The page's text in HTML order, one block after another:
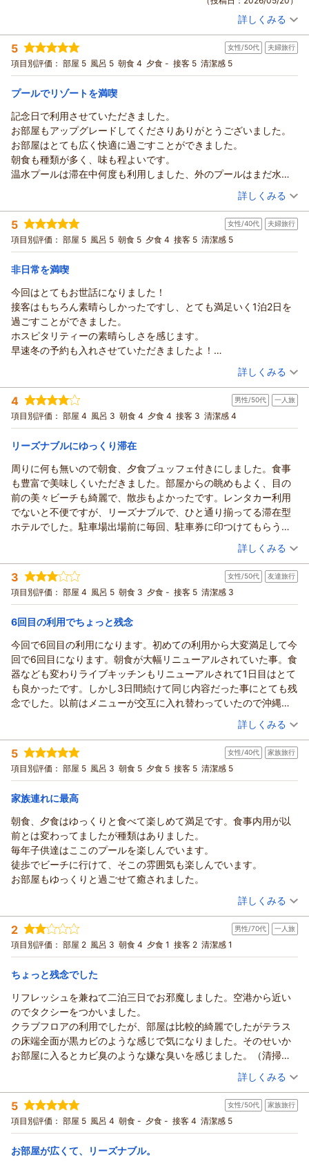
いただき、また「また泊まりたい」との温かいお言葉をいただ
客室の清潔さやスタッフの対応、そして沖縄料理を取り入れた
朝食にご満足いただけたようで安心いたしました。
これからも皆様に快適で素敵な時間を過ごしていただけるよ
う、サービス向上に努めてまいります。またのお越しをスタッ
フ一同心よりお待ちしております。
投稿者： けんたさん(男性/40代)
宿泊プラン： 【早期割90】空港からバスで1本の糸満リゾート◆夕日を望む
ビーチまで徒歩1分！＜朝食・連泊特典付＞
ツイン 朝のみ
宿泊価格帯： 9,001～10,000円(大人一人あたり/税込)
この度はサザンビーチホテル＆リゾート沖縄へご宿泊及びご投
稿いただき誠にありがとうございます。
ホテルの目の前のビーチやプール、そして朝食にご満足いただ
けたとのこと、大変嬉しく拝読いたしました。お客様にとって
心地よい滞在となりましたことは、私どもにとっても大きな励
「また泊まりたい」という温かいお言葉を励みに、今後もより
快適な空間を提供できるよう努めてまいります。お客様のまた
のお越しを、スタッフ一同心よりお待ち申し上げております。
（返信日：2026/05/22）
詳しくみる
5 女性/50代 夫婦旅行
項目別評価： 部屋 5 風呂 5 朝食 4 夕食 - 接客 5 清潔感 5
プールでリゾートを満喫
記念日で利用させていただきました。
お部屋もアップグレードしてくださりありがとうございました。
お部屋はとても広く快適に過ごすことができました。
朝食も種類が多く、味も程よいです。
温水プールは滞在中何度も利用しました、外のプールはまだ水温
がやや低く長時間は難しいですが雰囲気は楽しめました。海や室
内、室外プールはつながっており利用しやすいですね。
外資系のホテルと違い、気軽にリゾートを楽しめます。
（投稿日：2026/05/17）
宿泊時期： 2026年05月宿泊 (夫婦旅行)
投稿者： ひろちゃんさん
宿泊プラン： 【早期割90】空港からバスで1本の糸満リゾート◆夕日を望む
ビーチまで徒歩1分！＜朝食・連泊特典付＞
ツイン 朝のみ
宿泊価格帯： 10,001～11,000円(大人一人あたり/税込)
サザンビーチホテル＆リゾート沖縄からの返信
口コミへのご投稿、誠にありがとうございます。また、大切な
記念日のご滞在に当サザンビーチホテル＆リゾート沖縄をお選
びいただき、重ねて御礼申し上げます。
この度はアップグレードのお部屋で快適にお過ごしいただけた
とのこと、大変嬉しく拝読いたしました。お部屋のアップグレ
ードは当日の空室状況等によるため、いつでもお約束できるも
のではございませんが、特別な日の思い出に少しでも華を添え
ることができたのであれば幸いでございます。朝食やプールな
どの施設、そして当ホテルならではの気兼ねなく過ごせる雰囲
気もお楽しみいただけた様子に、スタッフ一同安心いたしまし
屋外プールに関する貴重なご意見もありがとうございます。季
節や天候に合わせ、より快適にお過ごしいただけるよう今後の
参考とさせていただきます。
またのお越しを、スタッフ一同心よりお待ち申し上げておりま
す。
（返信日：2026/05/19）
詳しくみる
5 女性/40代 夫婦旅行
項目別評価： 部屋 5 風呂 5 朝食 5 夕食 4 接客 5 清潔感 5
非日常を満喫
今回はとてもお世話になりました！
接客はもちろん素晴らしかったですし、とても満足いく1泊2日を
過ごすことができました。
ホスピタリティーの素晴らしさを感じます。
早速冬の予約も入れさせていただきましたよ！
（投稿日：2026/05/17）
宿泊時期： 2026年05月宿泊 (夫婦旅行)
投稿者： がりさん(女性/40代)
宿泊プラン： 【12月厳選】糸満の街並みを眺める最上階ラウンジで寛ぎのリ
ゾートStay／夕食ブッフェ＆選べる朝食付
ツイン 朝・夕
宿泊価格帯： 19,001～20,000円(大人一人あたり/税込)
サザンビーチホテル＆リゾート沖縄からの返信
この度は当サザンビーチホテル＆リゾート沖縄へご宿泊いただ
き、誠にありがとうございす。また、お忙しい中温かいクチコ
ミをご投稿いただきましたこと、重ねて御礼申し上げます。
ご滞在中は「非日常」を満喫し、満足のいく1泊2日をお過ごし
いただけたとのこと、私どもも大変嬉しく拝読いたしました。
スタッフの接客やホスピタリティに関しまして、このような身
に余るお褒めの言葉をいただき、大変光栄であり励みになりま
す。
さらに、早速「冬のご予約」をいただいたとのこと、スタッフ
一同感激しております。冬には、今の季節とはまた違った景色
次回のお帰りも、より素晴らしいお時間となりますよう、サー
ビスの向上に努めてまいります。またお会いできる日を、一同
楽しみにお待ち申し上げております。
（返信日：2026/05/18）
詳しくみる
4 男性/50代 一人旅
項目別評価： 部屋 4 風呂 3 朝食 4 夕食 4 接客 3 清潔感 4
リーズナブルにゆっくり滞在
周りに何も無いので朝食、夕食ブュッフェ付きにしました。食事
も豊富で美味しくいただきました。部屋からの眺めもよく、目の
前の美々ビーチも綺麗で、散歩もよかったです。レンタカー利用
でないと不便ですが、リーズナブルで、ひと通り揃ってる滞在型
ホテルでした。駐車場出場前に毎回、駐車券に印つけてもらう必
要がありそうですので、出し入れ多い時は少々手間がかかりそう
（投稿日：2026/05/16）
宿泊時期： 2026年04月宿泊 (一人旅)
投稿者： kazuさん
宿泊プラン： 【今だけ！25％OFF】夕朝食ブッフェ付｜ガーデンプール＆目
の前のビーチOPEN！リゾートを一日中満喫♪
ツイン 朝・夕
宿泊価格帯： 19,001～20,000円(大人一人あたり/税込)
サザンビーチホテル＆リゾート沖縄からの返信
kazu様
この度は、数あるホテルの中から当サザンビーチホテル＆リゾ
ート沖縄へ誠にありがとうございす。また、お忙しい中、貴重
なご感想をお寄せいただきましたこと、重ねて御礼申し上げま
お食事や客室からの景色、そして目の前の美々ビーチでの散歩
など、当ホテルでのご滞在をゆっくりとお楽しみいただけた様
子が伺え、大変嬉しく拝読いたしました。当ホテルは周辺が静
かな環境にある分、館内でお客様に快適にお過ごしいただける
よう、設備の充実や豊富なメニューのブッフェをご用意してお
一方で、駐車券の対応につきましては、お車の出し入れの際に
お手間とお時間をおかけしてしまい、誠に申し訳ございません
でした。お客様の貴重なお時間を無駄にしないよう、よりスム
ーズにご案内できる方法がないか、今後の運用の改善に向けて
社内で検討してまいります。
これからも、皆様に日常を忘れて心地よく楽しみいただける滞
沖縄にお越しの際は、ぜひ当ホテルへお立ち寄りくださいま
せ。
kazu様のまたのお越しを、スタッフ一同心よりお待ち申し上げ
ております。
詳しくみる
3 女性/50代 友達旅行
項目別評価： 部屋 4 風呂 5 朝食 3 夕食 - 接客 5 清潔感 3
6回目の利用でちょっと残念
今回で6回目の利用になります。初めての利用から大変満足して今
回で6回目になります。朝食が大幅リニューアルされていた事。食
器なども変わりライブキッチンもリニューアルされて1日目はとて
も良かったです。しかし3日間続けて同じ内容だった事にとても残
念でした。以前はメニューが交互に入れ替わっていたので沖縄料
理を存分に楽しめました。せめて沖縄料理だけは以前のように交
互にしてほしかったです。にんじんリシリシやいなむるち煮物、
ぬめぬめ野菜のおひたしなど以前の料理がとても恋しかったで
す。同行した友人はここへ来ればテビチが食べれると期待してい
ましたがそれも無くガッカリしてましたがテビチはコストがかか
する者としてはせめて沖縄料理は以前のように交互にしてほしか
ったです。あとは今回の部屋はカビ臭くなくイスもきちんと２つ
あって良かったのですが洗面横の壁がめちゃくちゃ汚かったで
す。何かのシミのような跡ですがしっかり清掃すれば消えると思
います。なかなかすべて目を行き届かせろというのは難しい事だ
とは思いますが以前に比べて残念な点が度々あるので書かせても
（投稿日：2026/05/15）
宿泊時期： 2026年05月宿泊 (友達旅行)
投稿者： ゆうちんさん
宿泊プラン： 【早期割90】空港からバスで1本の糸満リゾート◆夕日を望む
ビーチまで徒歩1分！＜朝食・連泊特典付＞
ツイン 朝のみ
宿泊価格帯： 10,001～11,000円(大人一人あたり/税込)
サザンビーチホテル＆リゾート沖縄からの返信
この度は、6回目のご利用をいただき誠にありがとうございま
す。また、長年にわたり当ホテルをご愛顧いただいております
こと、重ねて御礼申し上げます。
朝食のリニューアルに関しまして、初日はお楽しみいただけた
ものの、連泊でのメニュー内容や、期待されていた沖縄料理
（テビチやにんじんしりしり等）のご提供がなく、ご期待に沿
えず大変申し訳ございませんでした。物価高騰の中ではござい
ますが、連泊のお客様にもお楽しみいただけるよう、メニュー
のバリエーションや工夫について厨房を交え猛省し、今後の改
善課題とさせていただきます。
させてしまい深くお詫び申し上げます。清掃スタッフへ即座に
共有し、確認と清掃の徹底を行いました。
何度も足を運んでくださる大切なお客様だからこその、愛のあ
る貴重なご指摘に心より感謝申し上げます。次回お越しいただ
いた際には、以前のように、それ以上に満足していただけるホ
テルを目指し、スタッフ一丸となってサービスの向上に努めて
またのお越しを、スタッフ一同心よりお待ち申し上げておりま
す。
（返信日：2026/05/19）
詳しくみる
5 女性/40代 家族旅行
項目別評価： 部屋 5 風呂 3 朝食 5 夕食 5 接客 5 清潔感 5
家族連れに最高
朝食、夕食はゆっくりと食べて楽しめて満足です。食事内用が以
前とは変わってましたが種類はありました。
毎年子供達はここのプールを楽しんでいます。
徒歩でビーチに行けて、そこの雰囲気も楽しんでいます。
お部屋もゆっくりと過ごせて癒されました。
（投稿日：2026/05/15）
宿泊時期： 2026年03月宿泊 (家族旅行)
投稿者： ウッチさん
宿泊プラン： 【早期割55】連泊でホテルクレジットが付いてくる♪早めのご
予約がお得！＜選べる夕食＆朝食ブッフェ付＞
ツイン 朝・夕
宿泊価格帯： 12,001～13,000円(大人一人あたり/税込)
サザンビーチホテル＆リゾート沖縄からの返信
いつも当ホテルをお選びいただき、誠にありがとうございま
す。ご家族皆様で、朝食・夕食ともにごゆっくりとお食事を楽
しまれ、お部屋でも癒しの時間をお過ごしいただけたとのこ
と、私どもも大変嬉しく思います。
お食事のメニュー変更にお気づきいただきありがとうございま
す。以前とは少し装いを変えてのご提供でございましたが、種
類豊富にお楽しみいただけて安心いたしました。季節にあわせ
た新しい美味しさを今後も追求してまいります。
お子様たちが「毎年のプール」を楽しみにしてくれているとい
うお言葉、スタッフ一同本当に感激しております。徒歩圏内の
詳しくみる
2 男性/70代 一人旅
項目別評価： 部屋 2 風呂 3 朝食 4 夕食 1 接客 2 清潔感 1
ちょっと残念でした
リフレッシュを兼ねて二泊三日でお邪魔しました。空港から近い
のでタクシーをつかいました。
クラブフロアの利用でしたが、部屋は比較的綺麗でしたがテラス
の床端全面が黒カビのような感じで気になりました。そのせいか
お部屋に入るとカビ臭のような嫌な臭いを感じました。（清掃と
お香をたくなどで解決するのではないでしょうか）お部屋の丸い
鏡が脂のようなものでベタベタでした。これも清掃後のチェック
をしっかりすれば解決します）
朝食は2度食べましたが、洋食はレベルの高いものでしたが、和食
は普通の内容でした。
ど残念なものでした。支配人やオーナーが試食してないのでしょ
（投稿日：2026/05/14）
宿泊時期： 2026年05月宿泊 (一人旅)
投稿者： ボスさん
宿泊プラン： 【今だけ！25％OFF】夕食ブッフェ＆選べる朝食付｜クラブフ
ロアステイ！プール＆ビーチで一日中満喫♪
ツイン 朝・夕
宿泊価格帯： 30,001円以上(大人一人あたり/税込)
詳しくみる
5 女性/50代 家族旅行
項目別評価： 部屋 5 風呂 4 朝食 - 夕食 - 接客 4 清潔感 5
お部屋が広くて、リーズナブル。